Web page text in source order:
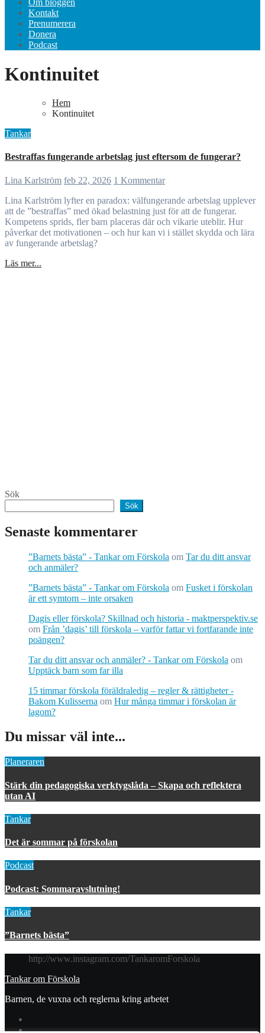
Om bloggen
Kontakt
Prenumerera
Donera
Podcast
Kontinuitet
Hem
Kontinuitet
Tankar
Bestraffas fungerande arbetslag just eftersom de fungerar?
Lina Karlström feb 22, 2026 1 Kommentar
Lina Karlström lyfter en paradox: välfungerande arbetslag upplever
att de ”bestraffas” med ökad belastning just för att de fungerar.
Kompetens sprids, fler barn placeras där och vikarie uteblir. Hur
påverkar det motivationen – och hur kan vi i stället skydda och lära
av fungerande arbetslag?
Läs mer...
Sök
Sök
Senaste kommentarer
”Barnets bästa” - Tankar om Förskola om Tar du ditt ansvar
och anmäler?
”Barnets bästa” - Tankar om Förskola om Fusket i förskolan
är ett symtom – inte orsaken
Dagis eller förskola? Skillnad och historia - maktperspektiv.se
om Från ’dagis’ till förskola – varför fattar vi fortfarande inte
poängen?
Tar du ditt ansvar och anmäler? - Tankar om Förskola om
Upptäck barn som far illa
15 timmar förskola föräldraledig – regler & rättigheter -
Bakom Kulisserna om Hur många timmar i förskolan är
lagom?
Du missar väl inte...
Planeraren
Stärk din pedagogiska verktygslåda – Skapa och reflektera
utan AI
Tankar
Det är sommar på förskolan
Podcast
Podcast: Sommaravslutning!
Tankar
”Barnets bästa”
http://www.instagram.com/TankaromForskola
Tankar om Förskola
Barnen, de vuxna och reglerna kring arbetet